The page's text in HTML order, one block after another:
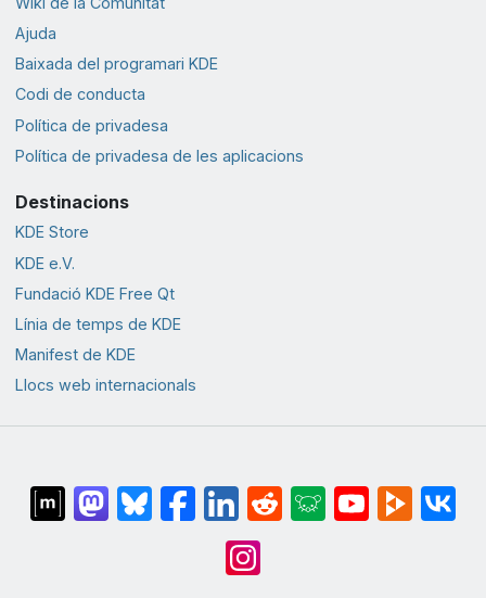
Ajuda
Baixada del programari KDE
Codi de conducta
Política de privadesa
Política de privadesa de les aplicacions
Destinacions
KDE Store
KDE e.V.
Fundació KDE Free Qt
Línia de temps de KDE
Manifest de KDE
Llocs web internacionals